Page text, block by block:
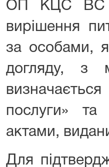
ОП КЦС ВС
вирішення
за особами,
догляду, з
послуги» та
актами,
Для